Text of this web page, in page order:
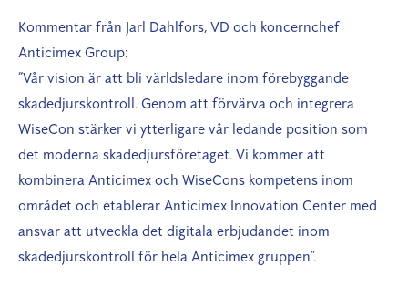
Kommentar från Jarl Dahlfors, VD och koncernchef
Anticimex Group:
“Vår vision är att bli världsledare inom förebyggande
skadedjurskontroll. Genom att förvärva och integrera
WiseCon stärker vi ytterligare vår ledande position som
det moderna skadedjursföretaget. Vi kommer att
kombinera Anticimex och WiseCons kompetens inom
området och etablerar Anticimex Innovation Center med
ansvar att utveckla det digitala erbjudandet inom
skadedjurskontroll för hela Anticimex gruppen”.